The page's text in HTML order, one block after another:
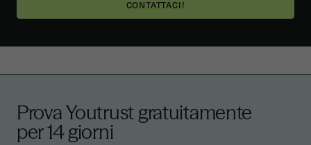
CONTATTACI!
Prova Youtrust gratuitamente
per 14 giorni